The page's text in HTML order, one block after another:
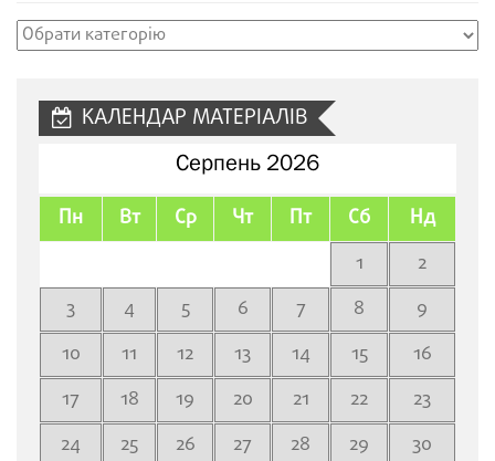
Рубрики
КАЛЕНДАР МАТЕРІАЛІВ
Серпень 2026
Пн Вт Ср Чт Пт Сб Нд
1
2
3
4 5 6 7 8
9
10
11 12 13 14 15
16
17
18 19 20 21 22
23
24
25 26 27 28 29
30